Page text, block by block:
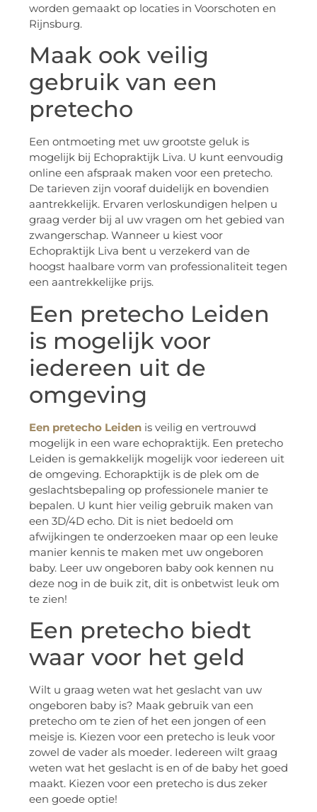
worden gemaakt op locaties in Voorschoten en
Rijnsburg.
Maak ook veilig
gebruik van een
pretecho
Een ontmoeting met uw grootste geluk is
mogelijk bij Echopraktijk Liva. U kunt eenvoudig
online een afspraak maken voor een pretecho.
De tarieven zijn vooraf duidelijk en bovendien
aantrekkelijk. Ervaren verloskundigen helpen u
graag verder bij al uw vragen om het gebied van
zwangerschap. Wanneer u kiest voor
Echopraktijk Liva bent u verzekerd van de
hoogst haalbare vorm van professionaliteit tegen
een aantrekkelijke prijs.
Een pretecho Leiden
is mogelijk voor
iedereen uit de
omgeving
Een pretecho Leiden is veilig en vertrouwd
mogelijk in een ware echopraktijk. Een pretecho
Leiden is gemakkelijk mogelijk voor iedereen uit
de omgeving. Echorapktijk is de plek om de
geslachtsbepaling op professionele manier te
bepalen. U kunt hier veilig gebruik maken van
een 3D/4D echo. Dit is niet bedoeld om
afwijkingen te onderzoeken maar op een leuke
manier kennis te maken met uw ongeboren
baby. Leer uw ongeboren baby ook kennen nu
deze nog in de buik zit, dit is onbetwist leuk om
te zien!
Een pretecho biedt
waar voor het geld
Wilt u graag weten wat het geslacht van uw
ongeboren baby is? Maak gebruik van een
pretecho om te zien of het een jongen of een
meisje is. Kiezen voor een pretecho is leuk voor
zowel de vader als moeder. Iedereen wilt graag
weten wat het geslacht is en of de baby het goed
maakt. Kiezen voor een pretecho is dus zeker
een goede optie!